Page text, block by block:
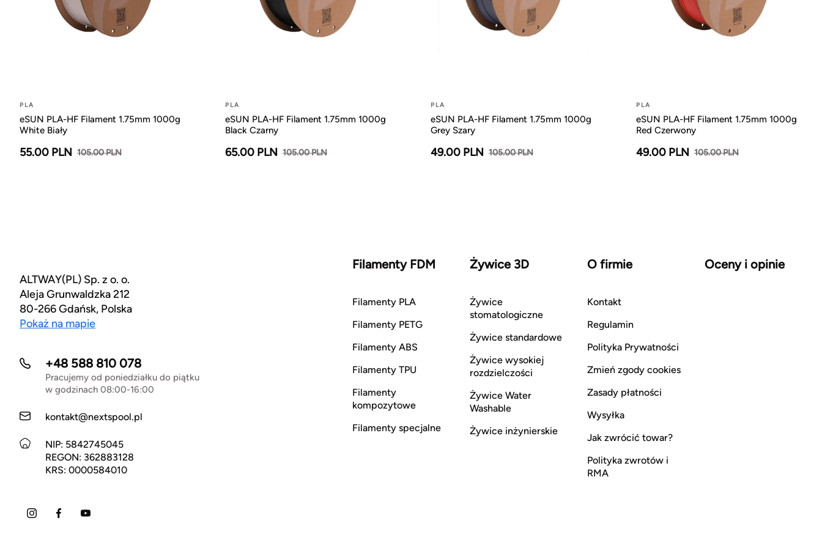
PLA
eSUN PLA-HF Filament 1.75mm 1000g
White Biały
55.00 PLN 105.00 PLN
PLA
eSUN PLA-HF Filament 1.75mm 1000g
Black Czarny
65.00 PLN 105.00 PLN
PLA
eSUN PLA-HF Filament 1.75mm 1000g
Grey Szary
49.00 PLN 105.00 PLN
PLA
eSUN PLA-HF Filament 1.75mm 1000g
Red Czerwony
49.00 PLN 105.00 PLN
ALTWAY(PL) Sp. z o. o.
Aleja Grunwaldzka 212
80-266 Gdańsk, Polska
Pokaż na mapie
+48 588 810 078
Pracujemy od poniedziałku do piątku
w godzinach 08:00-16:00
kontakt@nextspool.pl
NIP: 5842745045
REGON: 362883128
KRS: 0000584010
Filamenty FDM
Filamenty PLA
Filamenty PETG
Filamenty ABS
Filamenty TPU
Filamenty
kompozytowe
Filamenty specjalne
Żywice 3D
Żywice
stomatologiczne
Żywice standardowe
Żywice wysokiej
rozdzielczości
Żywice Water
Washable
Żywice inżynierskie
O firmie
Kontakt
Regulamin
Polityka Prywatności
Zmień zgody cookies
Zasady płatności
Wysyłka
Jak zwrócić towar?
Polityka zwrotów i
RMA
Oceny i opinie